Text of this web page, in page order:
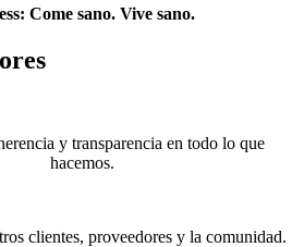
Come sano. Vive sano.
y transparencia en todo lo que
hacemos.
clientes, proveedores y la comunidad.